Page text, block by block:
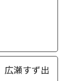
瀬すず出